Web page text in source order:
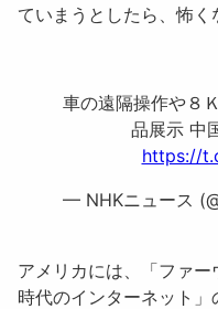
ていまうとしたら、怖く
車の遠隔操作や８
品展示 中
https://
— NHKニュース
アメリカには、「ファー
時代のインターネット